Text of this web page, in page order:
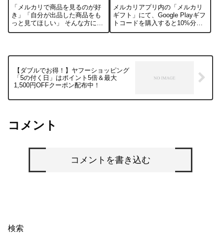
ー」完全ガイド
「メルカリで商品を見るのが好
き」「自分が出品した商品をも
っと見てほしい」 そんな方に朗
報です。メルカリには、商品を
という仕組みがあるのをご存知
識は不要。いつ...
勢は必見
メルカリアプリ内の「メルカリ
ギフト」にて、Google Playギフ
トコードを購入すると10%分の
ポイント還元が受けられるキャ
こと。1万円分買えば1,000pt、5
【ダブルでお得！】ヤフーショッピング
「5の付く日」はポイント5倍＆最大
1,500円OFFクーポン配布中！
コメント
コメントを書き込む
検索